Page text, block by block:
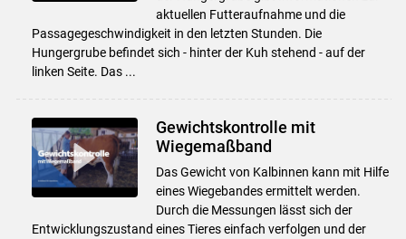
aktuellen Futteraufnahme und die
Passagegeschwindigkeit in den letzten Stunden. Die
Hungergrube befindet sich - hinter der Kuh stehend - auf der
linken Seite. Das ...
Gewichtskontrolle mit
Wiegemaßband
Das Gewicht von Kalbinnen kann mit Hilfe
eines Wiegebandes ermittelt werden.
Durch die Messungen lässt sich der
Entwicklungszustand eines Tieres einfach verfolgen und der